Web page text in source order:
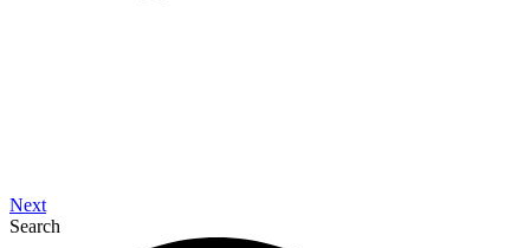
Next
Search